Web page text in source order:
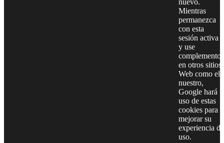
nuevo.
Mientras
permanezca
con esta
sesión activa
y use
complementos
en otros sitios
Web como el
nuestro,
Google hará
uso de estas
cookies para
mejorar su
experiencia de
uso.